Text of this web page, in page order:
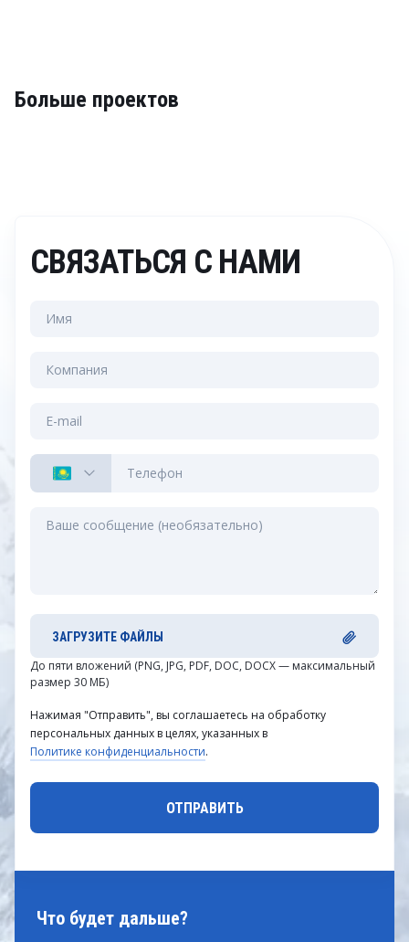
Больше проектов
Что будет дальше?
СВЯЗАТЬСЯ С НАМИ
ЗАГРУЗИТЕ ФАЙЛЫ
До пяти вложений (PNG, JPG, PDF, DOC, DOCX — максимальный
размер 30 МБ)
Нажимая "Отправить", вы соглашаетесь на обработку
персональных данных в целях, указанных в
Политике конфиденциальности.